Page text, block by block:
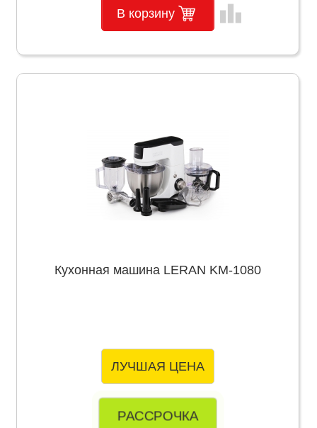
В корзину leaderboard
Кухонная машина LERAN KM-1080
ЛУЧШАЯ ЦЕНА
РАССРОЧКА